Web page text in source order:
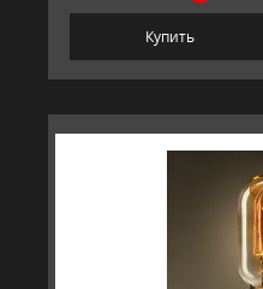
Купить